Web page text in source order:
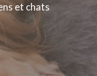
et chats